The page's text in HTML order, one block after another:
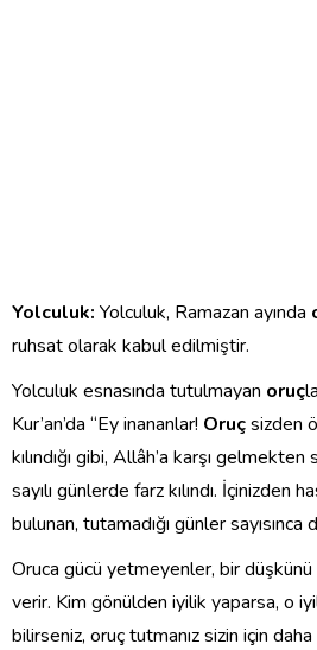
Yolculuk: Yolculuk, Ramazan ayında
ruhsat olarak kabul edilmiştir.
Yolculuk esnasında tutulmayan oruç
Kur’an’da “Ey inananlar! Oruçsizden
kılındığı gibi, Allâh’a karşı gelmekten
sayılı günlerde farz kılındı. İçinizden
bulunan, tutamadığı günler
Oruca gücü yetmeyenler, bir
verir. Kim gönülden iyilik yaparsa, o
bilirseniz, oruç tutmanız sizin için